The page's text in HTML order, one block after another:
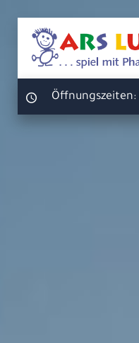
Öffnungszeiten: